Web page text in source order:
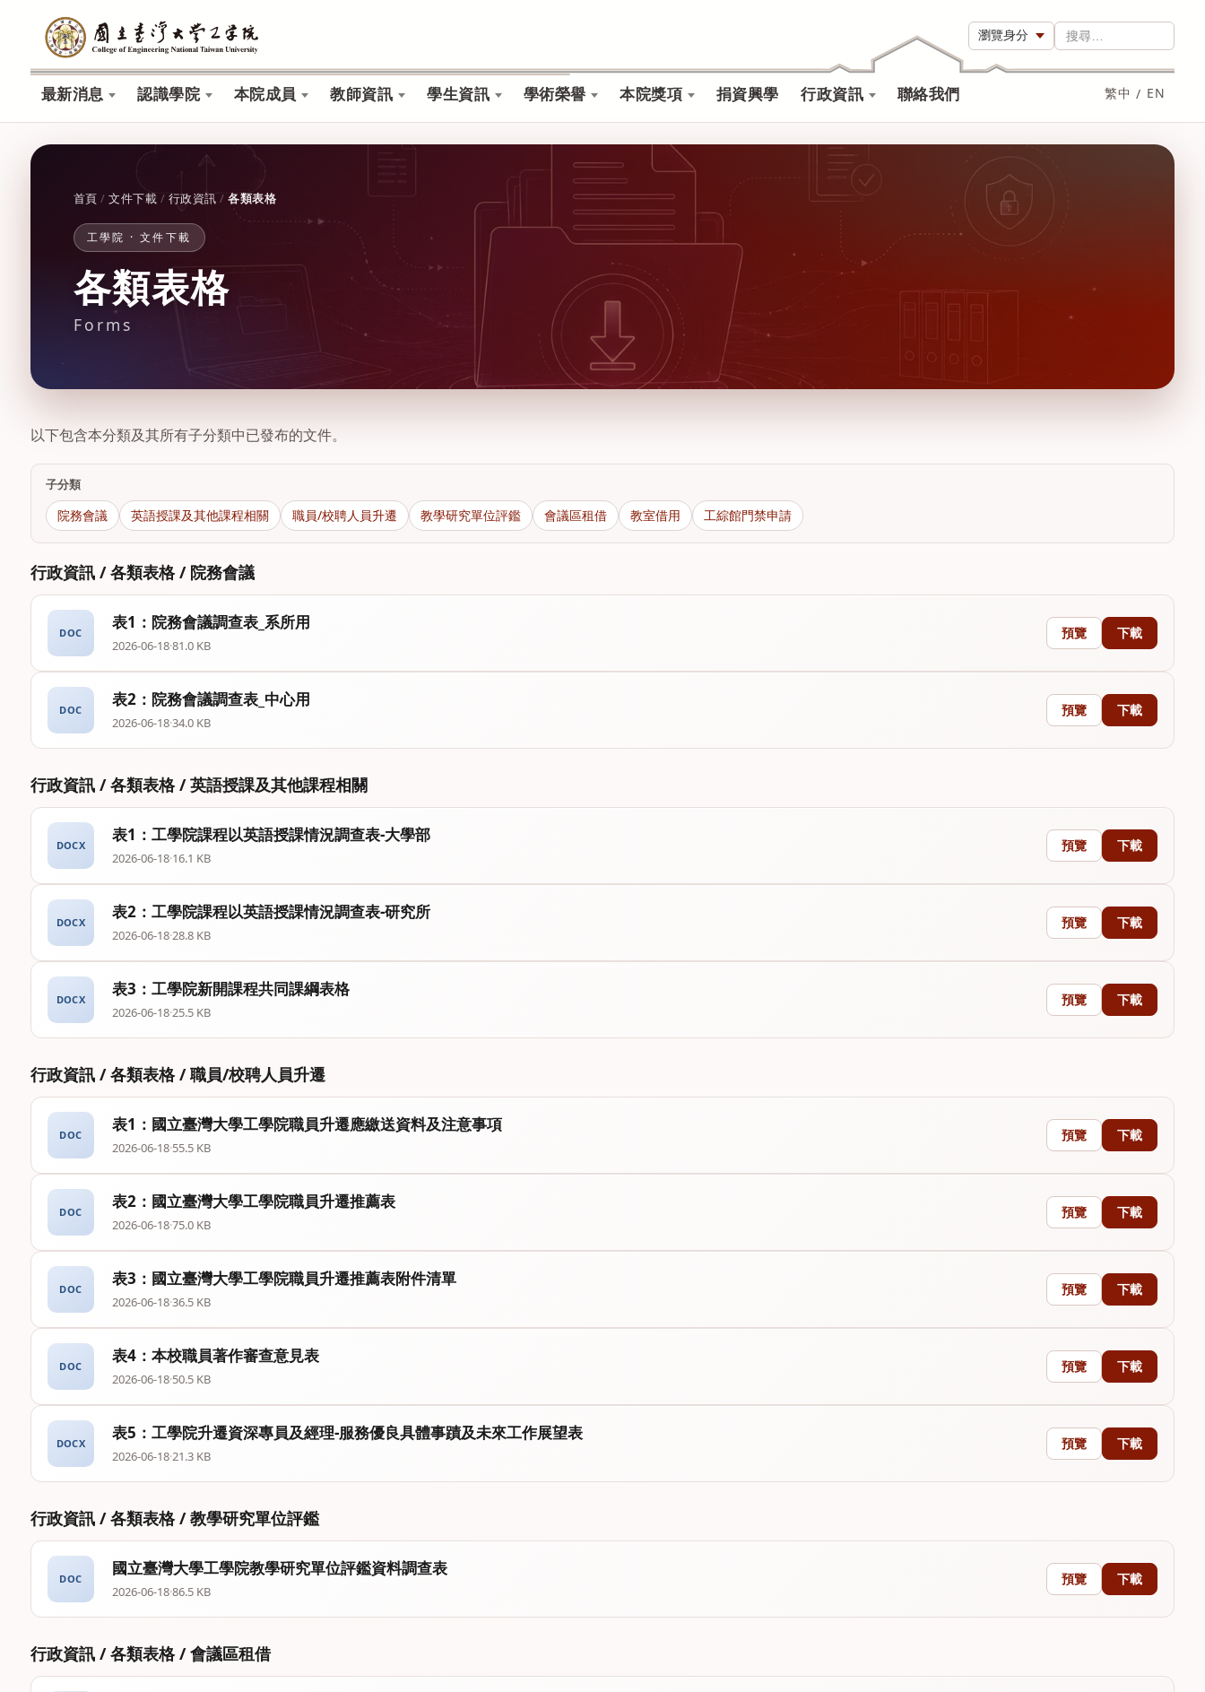
瀏覽身分
搜尋…
最新消息 認識學院 本院成員 教師資訊 學生資訊 學術榮譽 本院獎項 捐資興學 行政資訊 聯絡我們 繁中 / EN
首頁 /文件下載 / 行政資訊 /各類表格
工學院 · 文件下載
各類表格
Forms
以下包含本分類及其所有子分類中已發布的文件。
子分類
院務會議 英語授課及其他課程相關 職員/校聘人員升遷 教學研究單位評鑑 會議區租借 教室借用 工綜館門禁申請
行政資訊 / 各類表格 / 院務會議
DOC
表1：院務會議調查表_系所用
2026-06-18·81.0 KB
預覽 下載
DOC
表2：院務會議調查表_中心用
2026-06-18·34.0 KB
預覽 下載
行政資訊 / 各類表格 / 英語授課及其他課程相關
DOCX
表1：工學院課程以英語授課情況調查表-大學部
2026-06-18·16.1 KB
預覽 下載
DOCX
表2：工學院課程以英語授課情況調查表-研究所
2026-06-18·28.8 KB
預覽 下載
DOCX
表3：工學院新開課程共同課綱表格
2026-06-18·25.5 KB
預覽 下載
行政資訊 / 各類表格 / 職員/校聘人員升遷
DOC
表1：國立臺灣大學工學院職員升遷應繳送資料及注意事項
2026-06-18·55.5 KB
預覽 下載
DOC
表2：國立臺灣大學工學院職員升遷推薦表
2026-06-18·75.0 KB
預覽 下載
DOC
表3：國立臺灣大學工學院職員升遷推薦表附件清單
2026-06-18·36.5 KB
預覽 下載
DOC
表4：本校職員著作審查意見表
2026-06-18·50.5 KB
預覽 下載
DOCX
表5：工學院升遷資深專員及經理-服務優良具體事蹟及未來工作展望表
2026-06-18·21.3 KB
預覽 下載
行政資訊 / 各類表格 / 教學研究單位評鑑
DOC
國立臺灣大學工學院教學研究單位評鑑資料調查表
2026-06-18·86.5 KB
預覽 下載
行政資訊 / 各類表格 / 會議區租借